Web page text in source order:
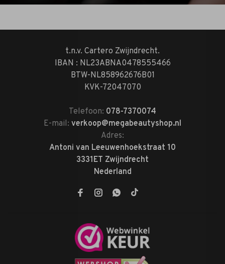
t.n.v. Cartero Zwijndrecht.
IBAN : NL23ABNA0478555466
BTW-NL858962676B01
KVK-72047070
Telefoon: 078-7370074
E-mail: verkoop@megabeautyshop.nl
Adres:
Antoni van Leeuwenhoekstraat 10
3331ET Zwijndrecht
Nederland